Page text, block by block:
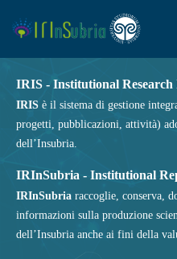
IRIS - Institutional
IRIS è il sistema di gestione
progetti, pubblicazioni, attività)
dell’Insubria.
IRInSubria - Institutional
IRInSubria raccoglie, conserva,
informazioni sulla produzione
dell’Insubria anche ai fini della